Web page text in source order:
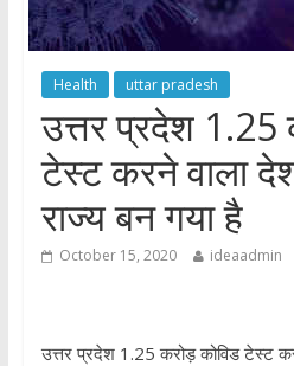
Health uttar pradesh
उत्तर प्रदेश 1.25
टेस्ट करने वाला
राज्य बन गया है
October 15, 2020 ideaadmin
उत्तर प्रदेश 1.25 करोड़ कोविड टेस्ट